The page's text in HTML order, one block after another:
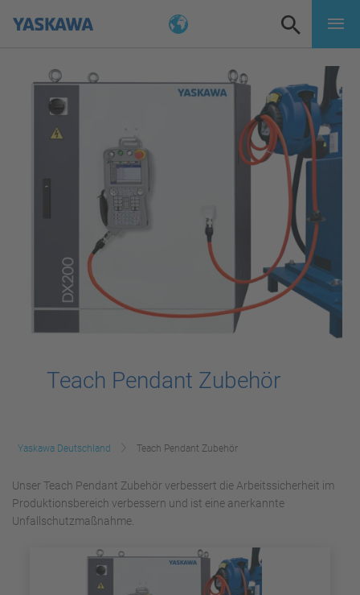
Teach Pendant Zubehör
Yaskawa Deutschland Teach Pendant Zubehör
Unser Teach Pendant Zubehör verbessert die Arbeitssicherheit im
Produktionsbereich verbessern und ist eine anerkannte
Unfallschutzmaßnahme.